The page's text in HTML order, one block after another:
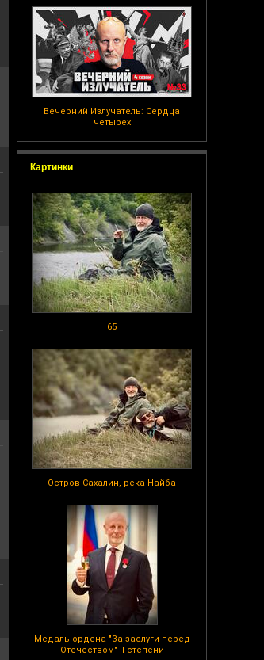
Вечерний Излучатель: Сердца
четырех
Картинки
65
Остров Сахалин, река Найба
Медаль ордена "За заслуги перед
Отечеством" II степени